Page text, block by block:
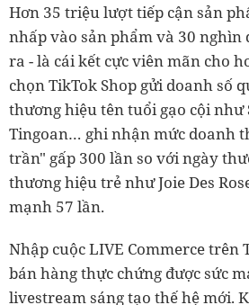
Hơn 35 triệu lượt tiếp cận sản
nhấp vào sản phẩm và 30 nghìn
ra - là cái kết cực viên mãn cho
chọn TikTok Shop gửi doanh số
thương hiệu tên tuổi gạo cội như
Tingoan… ghi nhận mức doanh
trần" gấp 300 lần so với ngày
thương hiệu trẻ như Joie Des
mạnh 57 lần.
Nhập cuộc LIVE Commerce trên
bán hàng thực chứng được sức
livestream sáng tạo thế hệ mới.